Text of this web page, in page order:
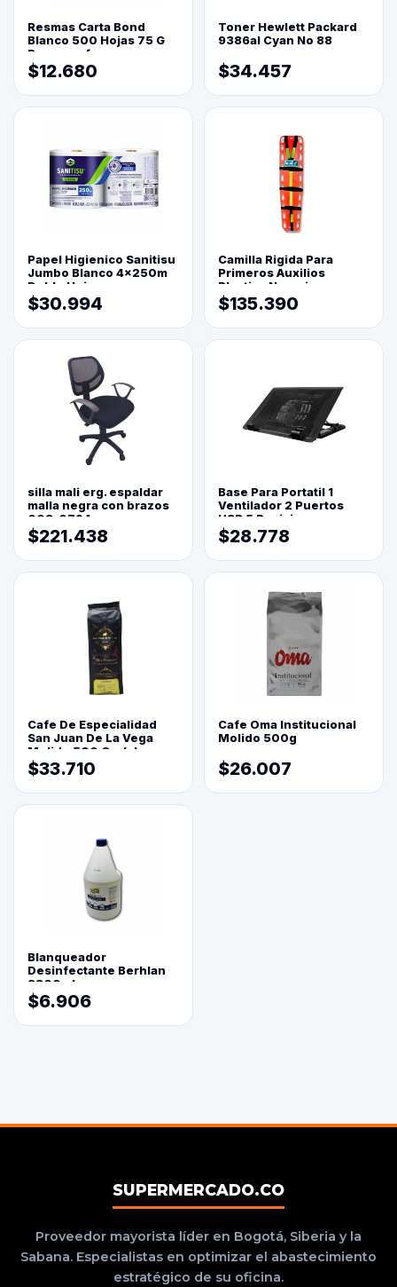
Resmas Carta Bond
Blanco 500 Hojas 75 G
Reprograf.
$12.680
Toner Hewlett Packard
9386al Cyan No 88
$34.457
Papel Higienico Sanitisu
Jumbo Blanco 4x250m
Doble Hoja
$30.994
Camilla Rigida Para
Primeros Auxilios
Plastica Naranja
$135.390
silla mali erg. espaldar
malla negra con brazos
003-0794
$221.438
Base Para Portatil 1
Ventilador 2 Puertos
USB 5 Posiciones
$28.778
Cafe De Especialidad
San Juan De La Vega
Molido 500 Grs(=)
$33.710
Cafe Oma Institucional
Molido 500g
$26.007
Blanqueador
Desinfectante Berhlan
3800ml
$6.906
SUPERMERCADO.CO
Proveedor mayorista líder en Bogotá, Siberia y la
Sabana. Especialistas en optimizar el abastecimiento
estratégico de su oficina.